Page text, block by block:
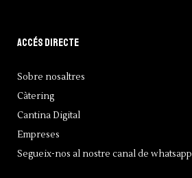
Accés directe
Sobre nosaltres
Càtering
Cantina Digital
Empreses
Segueix-nos al nostre canal de whatsapp